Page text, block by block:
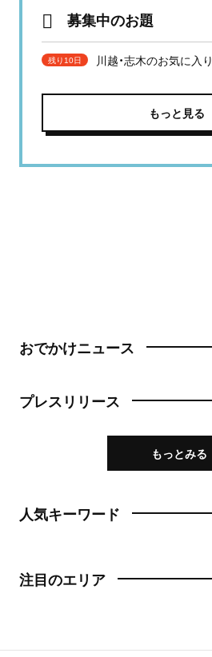
募集中のお題
残り10日 川越・志木のお気に入り
もっと見る
おでかけニュース
プレスリリース
もっとみる
人気キーワード
注目のエリア